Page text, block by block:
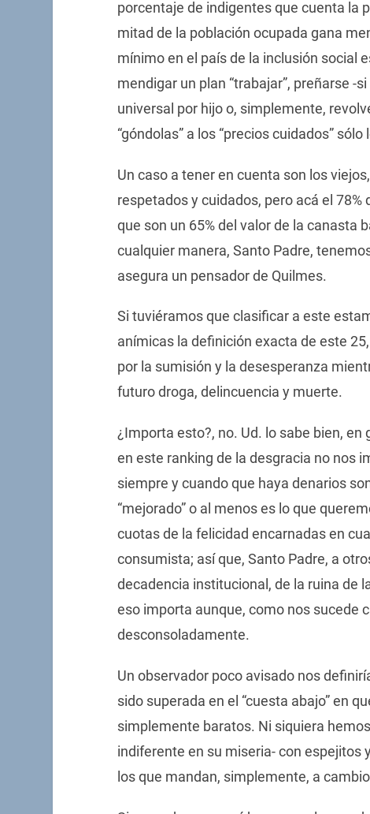
porcentaje de indigentes que cuenta la
mitad de la población ocupada gana
mínimo en el país de la inclusión social
mendigar un plan “trabajar”, preñarse -
universal por hijo o, simplemente,
“góndolas” a los “precios cuidados”
Un caso a tener en cuenta son los
respetados y cuidados, pero acá el
que son un 65% del valor de la canasta
cualquier manera, Santo Padre,
asegura un pensador de Quilmes.
Si tuviéramos que clasificar a este
anímicas la definición exacta de este
por la sumisión y la desesperanza
futuro droga, delincuencia y muerte.
¿Importa esto?, no. Ud. lo sabe bien,
en este ranking de la desgracia no nos
siempre y cuando que haya denarios
“mejorado” o al menos es lo que
cuotas de la felicidad encarnadas en
consumista; así que, Santo Padre, a
decadencia institucional, de la ruina de
eso importa aunque, como nos sucede
desconsoladamente.
Un observador poco avisado nos
sido superada en el “cuesta abajo” en
simplemente baratos. Ni siquiera
indiferente en su miseria- con espejitos
los que mandan, simplemente, a